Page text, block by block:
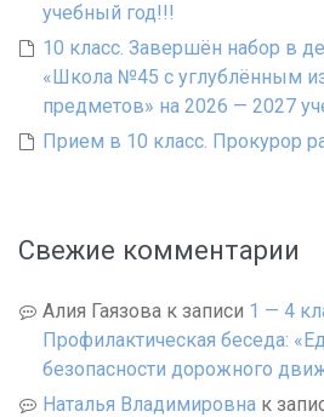
учебный год!!!
10 класс. Завершён набор в
«Школа №45 с углублённым
предметов» на 2026 — 2027
Прием в 10 класс. Прокурор
Свежие комментарии
Алия Гаязова к записи 1 — 4
Профилактическая беседа:
безопасности дорожного
Наталья Владимировна к